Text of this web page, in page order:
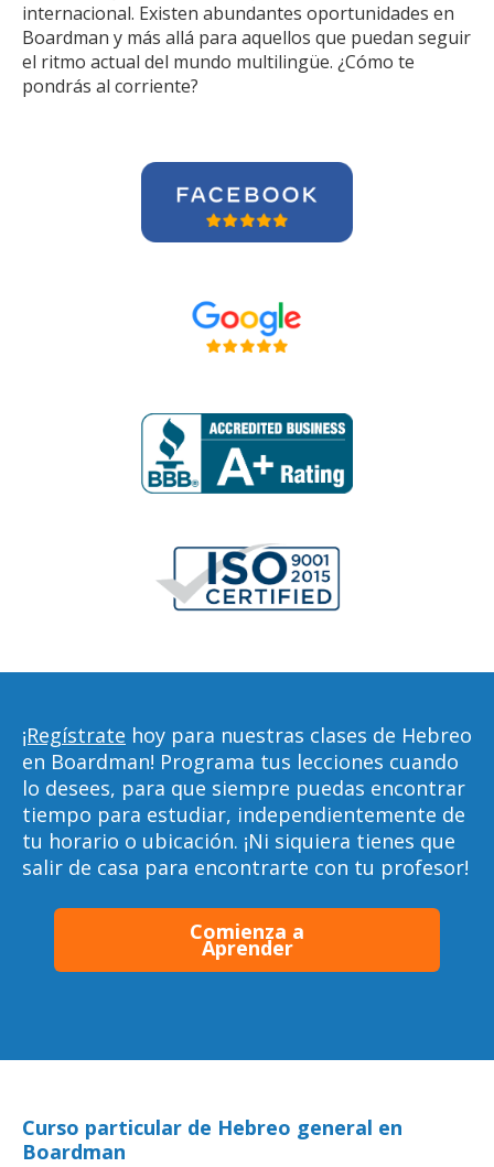
internacional. Existen abundantes oportunidades en
Boardman y más allá para aquellos que puedan seguir
el ritmo actual del mundo multilingüe. ¿Cómo te
pondrás al corriente?
¡Regístrate hoy para nuestras clases de Hebreo
en Boardman! Programa tus lecciones cuando
lo desees, para que siempre puedas encontrar
tiempo para estudiar, independientemente de
tu horario o ubicación. ¡Ni siquiera tienes que
salir de casa para encontrarte con tu profesor!
Comienza a
Aprender
Curso particular de Hebreo general en
Boardman